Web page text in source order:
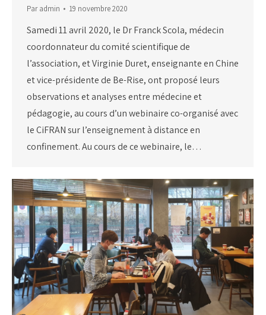
Paradmin 19 novembre 2020
Samedi 11 avril 2020, le Dr Franck Scola, médecin
coordonnateur du comité scientifique de
l’association, et Virginie Duret, enseignante en Chine
et vice-présidente de Be-Rise, ont proposé leurs
observations et analyses entre médecine et
pédagogie, au cours d’un webinaire co-organisé avec
le CiFRAN sur l’enseignement à distance en
confinement. Au cours de ce webinaire, le…